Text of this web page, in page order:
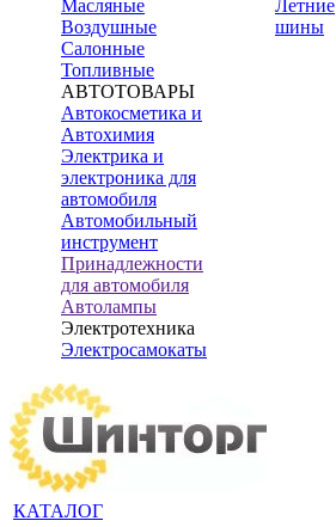
Масляные
Воздушные
Салонные
Топливные
АВТОТОВАРЫ
Автокосметика и
Автохимия
Электрика и
электроника для
автомобиля
Автомобильный
инструмент
Принадлежности
для автомобиля
Автолампы
Электротехника
Электросамокаты
Летние
шины
КАТАЛОГ